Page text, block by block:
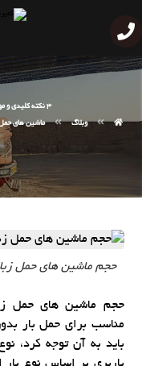
3 نکته کلیدی و مهم درباره بررسی حجم ماشین های حمل زباله!
وبلاگ ماشین های حمل
حجم ماشین های حمل
حجم ماشین های حمل
مناسب برای حمل بار
باید به آن توجه کرد،